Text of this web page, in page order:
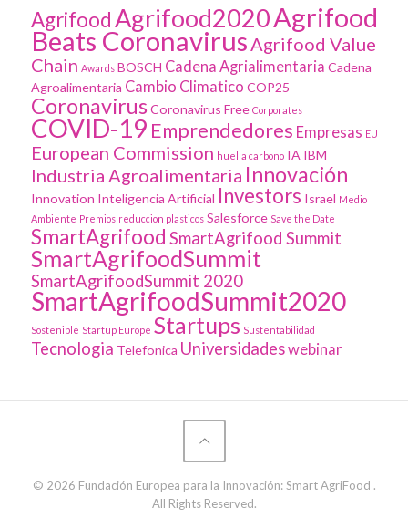
AgrifoodAgrifood2020Agrifood
Beats CoronavirusAgrifood Value
Chain Awards BOSCH Cadena Agrialimentaria Cadena
Agroalimentaria Cambio Climatico COP25
Coronavirus Coronavirus Free Corporates
COVID-19 Emprendedores Empresas EU
European Commission huella carbono IA IBM
Industria Agroalimentaria Innovación
Innovation Inteligencia Artificial Investors Israel Medio
Ambiente Premios reduccion plasticos Salesforce Save the Date
SmartAgrifood SmartAgrifood Summit
SmartAgrifoodSummit
SmartAgrifoodSummit 2020
SmartAgrifoodSummit2020
Sostenible Startup Europe Startups Sustentabilidad
Tecnologia Telefonica Universidadeswebinar
© 2026 Fundación Europea para la Innovación: Smart AgriFood .
All Rights Reserved.